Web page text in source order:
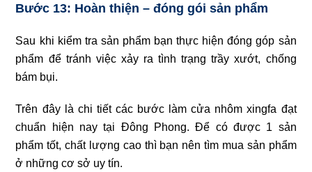
Bước 13: Hoàn thiện – đóng gói sản phẩm
Sau khi kiểm tra sản phẩm bạn thực hiện đóng góp sản
phẩm để tránh việc xảy ra tình trạng trầy xướt, chống
bám bụi.
Trên đây là chi tiết các bước làm cửa nhôm xingfa đạt
chuẩn hiện nay tại Đông Phong. Để có được 1 sản
phẩm tốt, chất lượng cao thì bạn nên tìm mua sản phẩm
ở những cơ sở uy tín.